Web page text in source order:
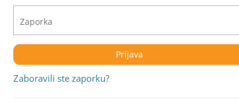
Prijava
Zaboravili ste zaporku?